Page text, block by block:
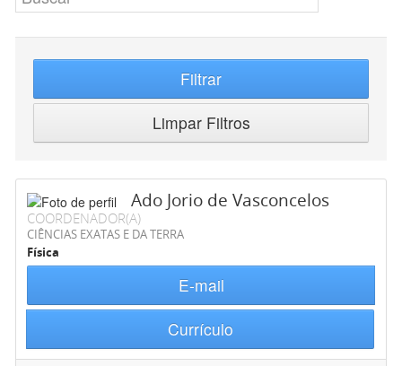
Filtrar
Limpar Filtros
Ado Jorio de Vasconcelos
COORDENADOR(A)
CIÊNCIAS EXATAS E DA TERRA
Física
E-mail
Currículo